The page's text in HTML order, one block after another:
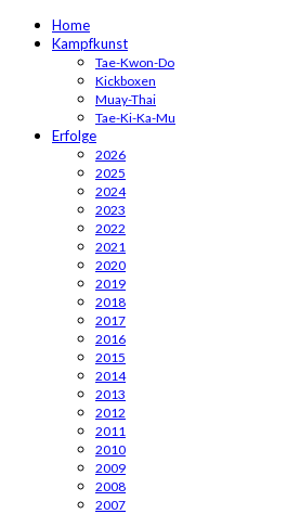
Home
Kampfkunst
Tae-Kwon-Do
Kickboxen
Muay-Thai
Tae-Ki-Ka-Mu
Erfolge
2026
2025
2024
2023
2022
2021
2020
2019
2018
2017
2016
2015
2014
2013
2012
2011
2010
2009
2008
2007